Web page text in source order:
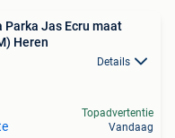
Parka Jas Ecru maat
Heren
Details
Topadvertentie
Vandaag